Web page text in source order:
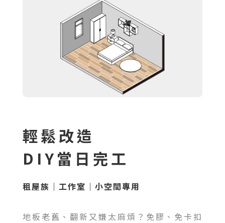
PVC塑膠地板
高密度隔音毯
嬰幼兒爬爬地墊
方塊壓縮沙發 大白熊懶人沙發
SPC石塑地板知識
木地板清潔
壁紙挑選
浴室防止滑
輕鬆改造
DIY當日完工
租屋族｜工作室｜小空間專用
地板老舊、翻新又嫌太麻煩？免膠、免卡扣